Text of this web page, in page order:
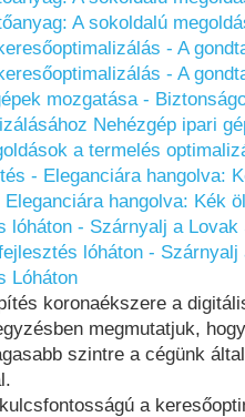
A sokoldalú
- A
- A
mozgatása -
Nehézgép ipari
a termelés
- Eleganciára hangolva:
hangolva: Kék
lóháton - Szárnyalj a
lóháton -
Lóháton
koronaékszere a
megmutatjuk,
szintre a cégünk
a